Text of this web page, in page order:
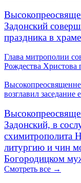
Задонский
праздника в
Глава митрополии
Рождества Христова
возглавил заседание
Задонский, в
схимитрополита
литургию и чин
Богородицком
Смотреть все →